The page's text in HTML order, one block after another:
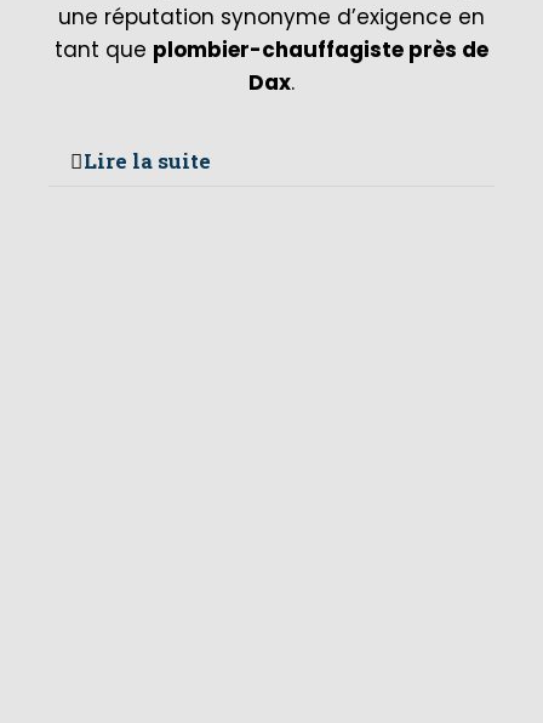
une réputation synonyme d’exigence en
tant que plombier-chauffagiste près de
Dax.
Lire la suite